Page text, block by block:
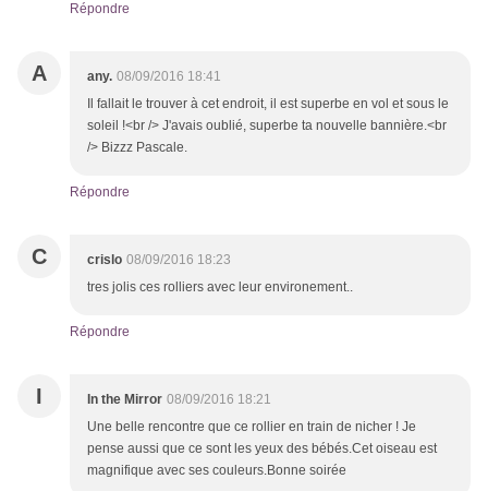
Répondre
A any. 08/09/2016 18:41
Il fallait le trouver à cet endroit, il est superbe en vol et sous le
soleil !<br /> J'avais oublié, superbe ta nouvelle bannière.<br
/> Bizzz Pascale.
Répondre
C crislo 08/09/2016 18:23
tres jolis ces rolliers avec leur environement..
Répondre
I In the Mirror 08/09/2016 18:21
Une belle rencontre que ce rollier en train de nicher ! Je
pense aussi que ce sont les yeux des bébés.Cet oiseau est
magnifique avec ses couleurs.Bonne soirée